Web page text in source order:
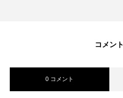
コメント
0 コメント